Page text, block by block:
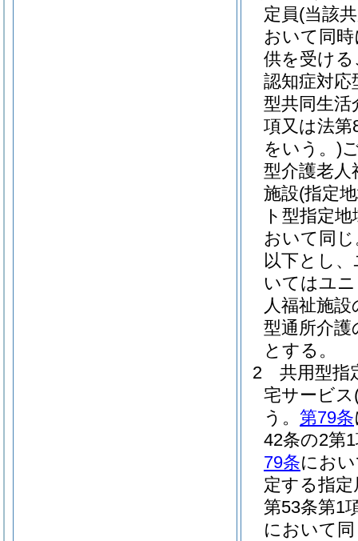
定員(当該
おいて同
供を受け
認知症対応
型共同生活
項又は法
をいう。)
型介護老人
施設(指定
ト型指定
おいて同じ
以下とし
いてはユ
人福祉施
型通所介
とする。
2
共用型指
宅サービス
う。 第79条
42条の2第
79条にお
定する指
第53条第1
において